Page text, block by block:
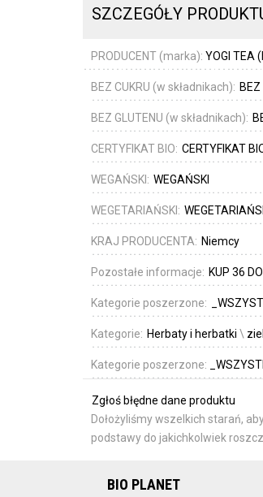
SZCZEGÓŁY
PRODUCENT (marka): YOGI TEA
BEZ CUKRU (w składnikach):
BEZ GLUTENU (w składnikach):
CERTYFIKAT BIO: CERTYFIKAT
WEGAŃSKI: WEGAŃSKI
WEGETARIAŃSKI:
KRAJ PRODUCENTA: Niemcy
Pozostałe informacje: KUP 36
Kategorie poszerzone:
Kategorie: Herbaty i herbatki \
Kategorie poszerzone:
Zgłoś błędne dane produktu
Dołożyliśmy wszelkich starań,
podstawy do jakichkolwiek
BIO PLANET